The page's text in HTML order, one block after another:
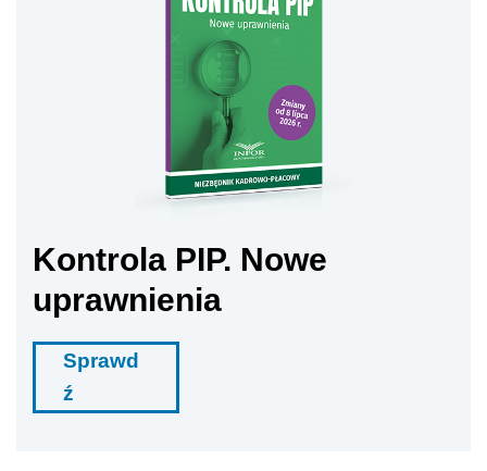
Kontrola PIP. Nowe
uprawnienia
Sprawd
ź